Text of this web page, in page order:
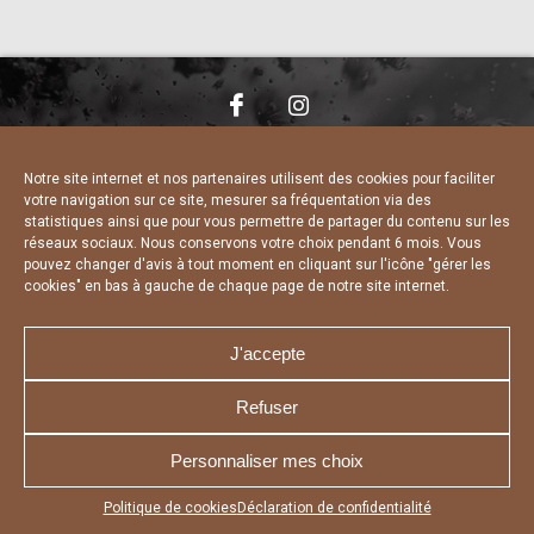
Notre site internet et nos partenaires utilisent des cookies pour faciliter
votre navigation sur ce site, mesurer sa fréquentation via des
statistiques ainsi que pour vous permettre de partager du contenu sur les
réseaux sociaux. Nous conservons votre choix pendant 6 mois. Vous
pouvez changer d'avis à tout moment en cliquant sur l'icône "gérer les
cookies" en bas à gauche de chaque page de notre site internet.
J'accepte
Refuser
Personnaliser mes choix
Politique de cookies Déclaration de confidentialité
Appuyez sur le bouton partager en bas de votre
CHARTE DE CONFIDENTIALITÉ
DÉCLARATION DE CONFIDENTIALITÉ
POLITIQUE D’UTILISATION DES COOKIES
RÉALISÉ PAR L’AGENCE WEB A3 WEB